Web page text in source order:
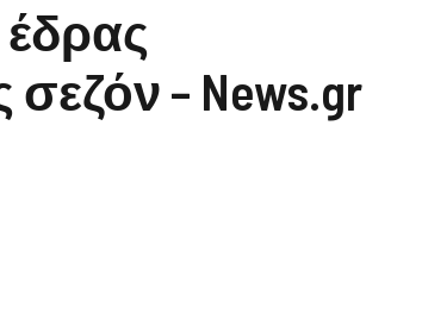
έδρας
– News.gr